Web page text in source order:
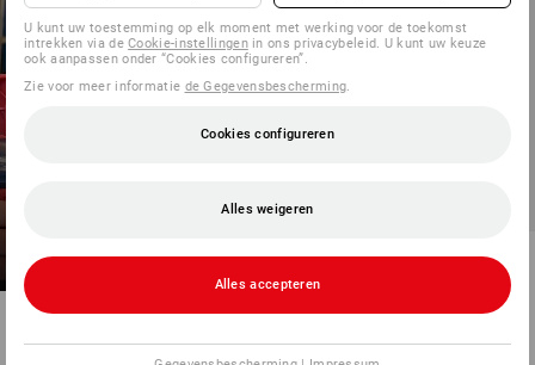
ALLE DOZEN
PERFECT ONDER
CONTROLE
SETPRIJS -43%
STRAUSSbox small 3-C
1 variant
U kunt uw toestemming op elk moment met werking voor de toekomst
intrekken via deCookie-instellingenin ons privacybeleid. U kunt uw keuze
ook aanpassen onder “Cookies configureren”.
Zie voor meer informatie de Gegevensbescherming.
Cookies configureren
Alles weigeren
Alles accepteren